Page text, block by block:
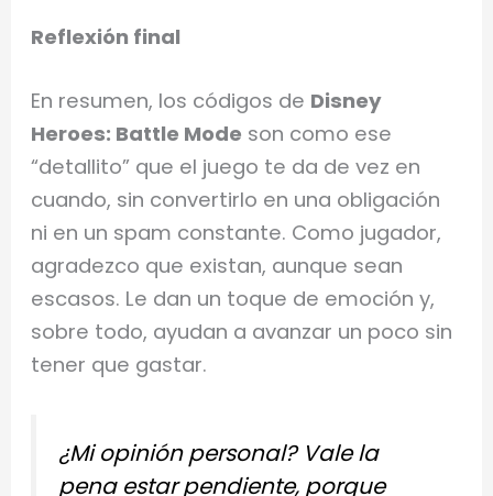
Reflexión final
En resumen, los códigos de Disney
Heroes: Battle Mode son como ese
“detallito” que el juego te da de vez en
cuando, sin convertirlo en una obligación
ni en un spam constante. Como jugador,
agradezco que existan, aunque sean
escasos. Le dan un toque de emoción y,
sobre todo, ayudan a avanzar un poco sin
tener que gastar.
¿Mi opinión personal? Vale la
pena estar pendiente, porque